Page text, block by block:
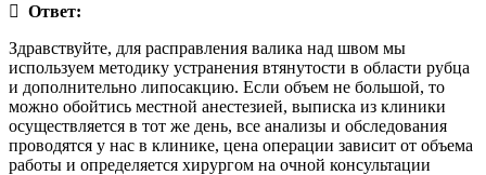
Ответ:
Здравствуйте, для расправления валика над швом мы
используем методику устранения втянутости в области рубца
и дополнительно липосакцию. Если объем не большой, то
можно обойтись местной анестезией, выписка из клиники
осуществляется в тот же день, все анализы и обследования
проводятся у нас в клинике, цена операции зависит от объема
работы и определяется хирургом на очной консультации